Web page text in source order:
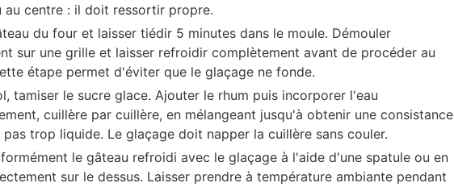
au centre : il doit ressortir propre.
du four et laisser tiédir 5 minutes dans le moule. Démouler
sur une grille et laisser refroidir complètement avant de procéder au
étape permet d'éviter que le glaçage ne fonde.
tamiser le sucre glace. Ajouter le rhum puis incorporer l'eau
cuillère par cuillère, en mélangeant jusqu'à obtenir une consistance
trop liquide. Le glaçage doit napper la cuillère sans couler.
le gâteau refroidi avec le glaçage à l'aide d'une spatule ou en
sur le dessus. Laisser prendre à température ambiante pendant